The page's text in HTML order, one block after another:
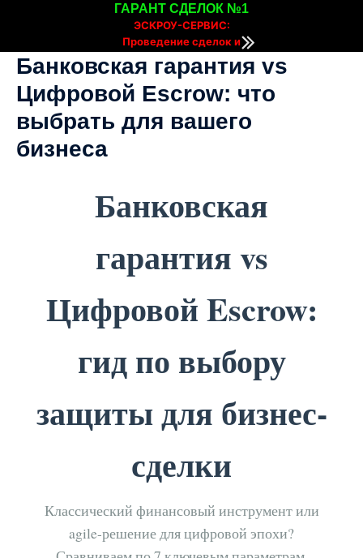
ЭСКРОУ-СЕРВИС:
Проведение сделок и
ГАРАНТ СДЕЛОК №1
Банковская гарантия vs
Цифровой Escrow: что
выбрать для вашего
бизнеса
Банковская
гарантия vs
Цифровой Escrow:
гид по выбору
защиты для бизнес-
сделки
Классический финансовый инструмент или
agile-решение для цифровой эпохи?